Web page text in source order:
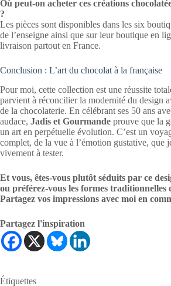
Où peut-on acheter ces créations
?
Les pièces sont disponibles dans les six
de l’enseigne ainsi que sur leur boutique en
livraison partout en France.
Conclusion : L’art du chocolat à la française
Pour moi, cette collection est une réussite
parvient à réconcilier la modernité du design
de la chocolaterie. En célébrant ses 50 ans
audace, Jadis et Gourmande prouve que la
un art en perpétuelle évolution. C’est un
complet, de la vue à l’émotion gustative, que
vivement à tester.
Et vous, êtes-vous plutôt séduits par ce
ou préférez-vous les formes traditionnelles
Partagez vos impressions avec moi en
Partagez l'inspiration
Étiquettes